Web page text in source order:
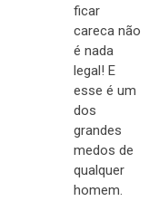
ficar
careca não
é nada
legal! E
esse é um
dos
grandes
medos de
qualquer
homem.